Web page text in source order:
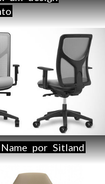
Name por Sitland